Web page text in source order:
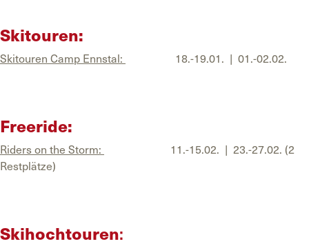
Skitouren:
Skitouren Camp Ennstal: 18.-19.01. | 01.-02.02.
Freeride:
Riders on the Storm:
11.-15.02. | 23.-27.02. (2
Restplätze)
Skihochtouren: